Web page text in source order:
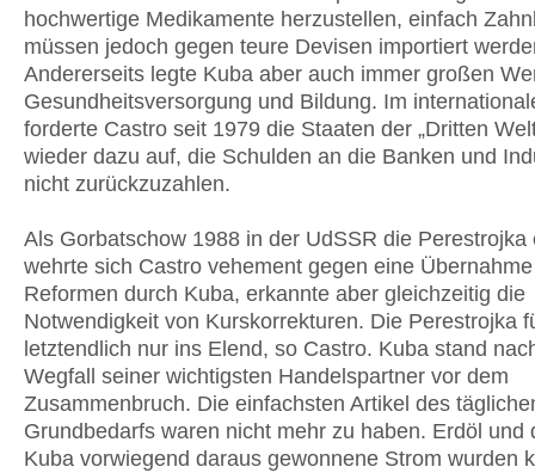
hochwertige Medikamente herzustellen, einfach
müssen jedoch gegen teure Devisen importiert
Andererseits legte Kuba aber auch immer großen
Gesundheitsversorgung und Bildung. Im
forderte Castro seit 1979 die Staaten der „Dritten
wieder dazu auf, die Schulden an die Banken und
nicht zurückzuzahlen.
Als Gorbatschow 1988 in der UdSSR die Perestrojka
wehrte sich Castro vehement gegen eine
Reformen durch Kuba, erkannte aber gleichzeitig die
Notwendigkeit von Kurskorrekturen. Die Perestrojka
letztendlich nur ins Elend, so Castro. Kuba stand
Wegfall seiner wichtigsten Handelspartner vor dem
Zusammenbruch. Die einfachsten Artikel des
Grundbedarfs waren nicht mehr zu haben. Erdöl und
Kuba vorwiegend daraus gewonnene Strom wurden